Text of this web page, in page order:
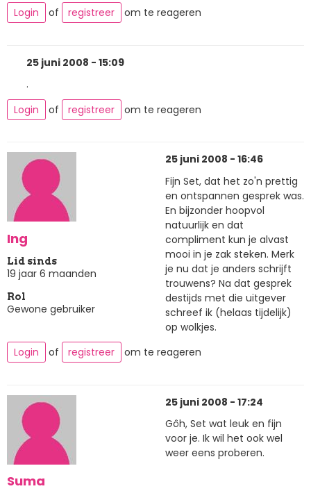
Login of registreer om te reageren
25 juni 2008 - 15:09
.
Login
of registreer om te reageren
Ing
Lid sinds
19 jaar 6 maanden
Rol
Gewone gebruiker
25 juni 2008 - 16:46
Fijn Set, dat het zo'n prettig
en ontspannen gesprek was.
En bijzonder hoopvol
natuurlijk en dat
compliment kun je alvast
mooi in je zak steken. Merk
je nu dat je anders schrijft
trouwens? Na dat gesprek
destijds met die uitgever
schreef ik (helaas tijdelijk)
op wolkjes.
Login
of registreer om te reageren
Suma
25 juni 2008 - 17:24
Gôh, Set wat leuk en fijn
voor je. Ik wil het ook wel
weer eens proberen.